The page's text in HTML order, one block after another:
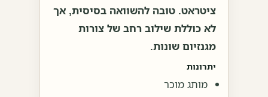
ציטראט. טובה להשוואה בסיסית, אך
לא כוללת שילוב רחב של צורות
מגנזיום שונות.
יתרונות
מותג מוכר